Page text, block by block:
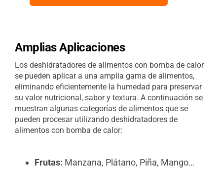
AmpliasAplicaciones
Los deshidratadores de alimentos con bomba de calor
se pueden aplicar a una amplia gama de alimentos,
eliminando eficientemente la humedad para preservar
su valor nutricional, sabor y textura. A continuación se
muestran algunas categorías de alimentos que se
pueden procesar utilizando deshidratadores de
alimentos con bomba de calor:
Frutas: Manzana, Plátano, Piña, Mango…